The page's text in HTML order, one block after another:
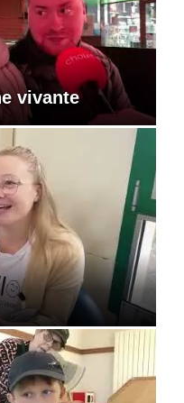
vivante